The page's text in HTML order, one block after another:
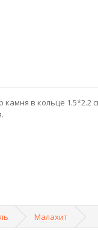
в кольце 1.5*2.2
Малахит